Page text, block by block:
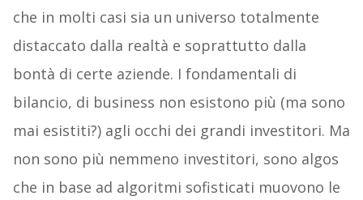
che in molti casi sia un universo totalmente
distaccato dalla realtà e soprattutto dalla
bontà di certe aziende. I fondamentali di
bilancio, di business non esistono più (ma sono
mai esistiti?) agli occhi dei grandi investitori. Ma
non sono più nemmeno investitori, sono algos
che in base ad algoritmi sofisticati muovono le